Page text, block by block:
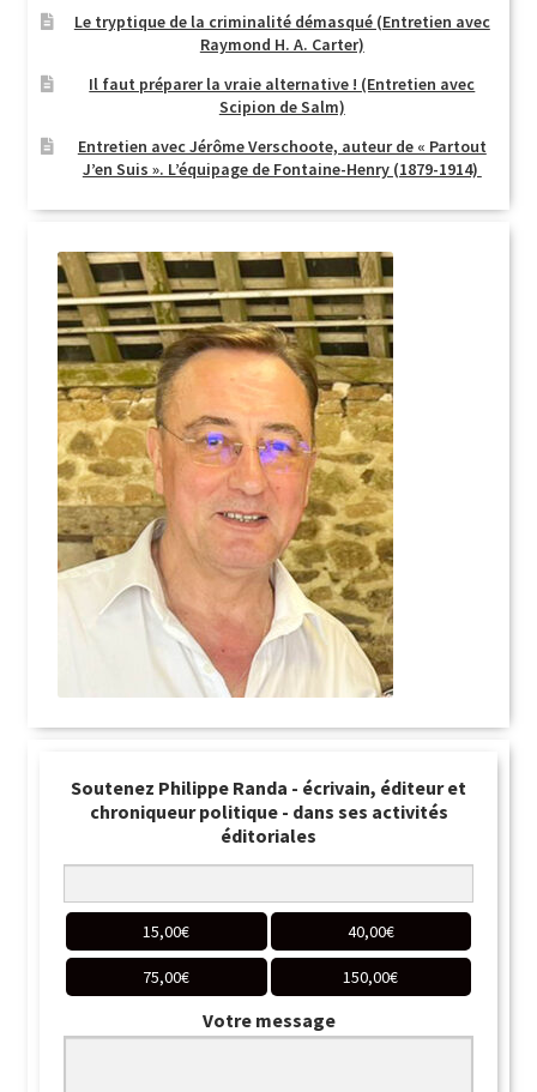
Le tryptique de la criminalité démasqué (Entretien avec
Raymond H. A. Carter)
Il faut préparer la vraie alternative ! (Entretien avec
Scipion de Salm)
Entretien avec Jérôme Verschoote, auteur de « Partout
J’en Suis ». L’équipage de Fontaine-Henry (1879-1914)
Soutenez Philippe Randa - écrivain, éditeur et
chroniqueur politique - dans ses activités
éditoriales
15,00€ 40,00€
75,00€ 150,00€
Votre message